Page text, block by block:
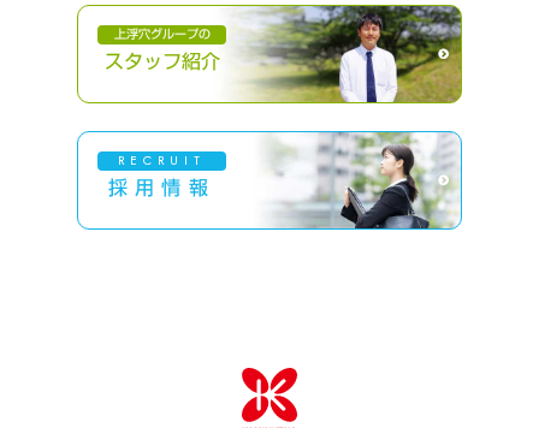
上浮穴グループの
スタッフ紹介
RECRUIT
採用情報